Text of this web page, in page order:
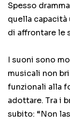
Spesso
quella
di affrontare le
I suoni sono
musicali non
funzionali alla
adottare. Tra i
subito: “Non